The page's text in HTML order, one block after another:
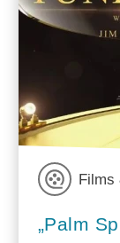
Films
„Palm